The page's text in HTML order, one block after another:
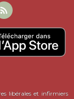

libérales et infirmiers